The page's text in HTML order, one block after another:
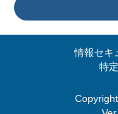
情報セキ
特